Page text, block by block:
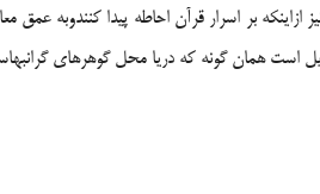
ازاینکه بر اسرار قرآن احاطه پیدا کنندوبه
است همان گونه که دریا محل گوهرهای